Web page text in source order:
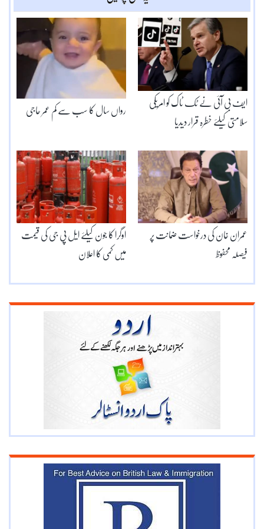
رواں سال کا سب سے کم عمر حاجی
ایف بی آئی نے ٹک ٹاک کو امریکی
سلامتی کیلئے خطرہ قرار دیدیا
اوگرا کا جون کیلئے ایل پی جی کی قیمت
میں کمی کا اعلان
عمران خان کی درخواست ضمانت پر
فیصلہ محفوظ